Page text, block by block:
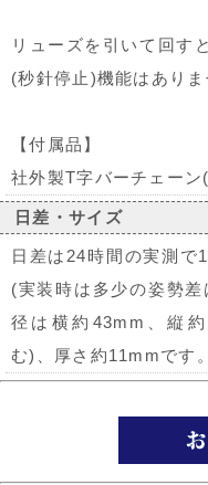
リューズを引いて回す
(秒針停止)機能はありま
【付属品】
社外製T字バーチェーン
日差・サイズ
日差は24時間の実測で
(実装時は多少の姿勢
径は横約43mm、縦
む)、厚さ約11mmです。